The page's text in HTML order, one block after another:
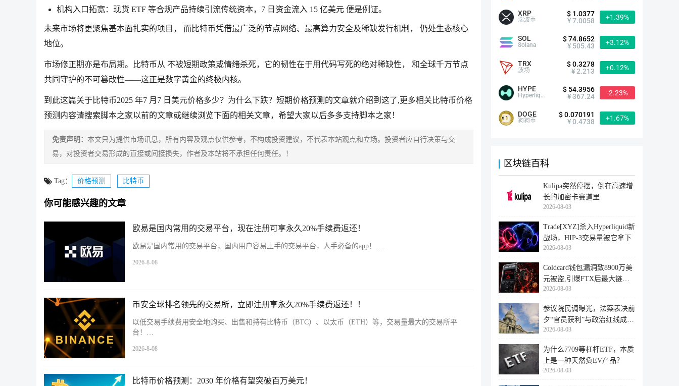
机构入口拓宽：现货 ETF 等合规产品持续引流传统资本，7 日资金流入 15 亿美元 便是例证。
未来市场将更聚焦基本面扎实的项目， 而比特币凭借最广泛的节点网络、最高算力安全及稀缺发行机制， 仍处生态核心
地位。
市场修正期亦是布局期。比特币从 不被短期政策或情绪杀死，它的韧性在于用代码写死的绝对稀缺性， 和全球千万节点
共同守护的不可篡改性——这正是数字黄金的终极内核。
到此这篇关于比特币2025 年7 月7 日美元价格多少？为什么下跌？短期价格预测的文章就介绍到这了,更多相关比特币价格
预测内容请搜索脚本之家以前的文章或继续浏览下面的相关文章，希望大家以后多多支持脚本之家！
免责声明： 本文只为提供市场讯息，所有内容及观点仅供参考，不构成投资建议，不代表本站观点和立场。投资者应自行决策与交
易，对投资者交易形成的直接或间接损失，作者及本站将不承担任何责任。！
Tag： 价格预测 比特币
你可能感兴趣的文章
欧易是国内常用的交易平台，现在注册可享永久20%手续费返还！
欧易是国内常用的交易平台，国内用户容易上手的交易平台，人手必备的app！ …
2026-8-08
币安全球排名领先的交易所，立即注册享永久20%手续费返还！！
以低交易手续费用安全地购买、出售和持有比特币（BTC）、以太币（ETH）等，交易量最大的交易所平
台！…
2026-8-08
比特币价格预测：2030 年价格有望突破百万美元！
XRP
瑞波币
$ 1.0377
¥ 7.0058
+1.39%
SOL
Solana
$ 74.8652
¥ 505.43
+3.12%
TRX
波场
$ 0.3278
¥ 2.213
+0.12%
HYPE
Hyperliquid
$ 54.3956
¥ 367.24
-2.23%
DOGE
狗狗币
$ 0.070191
¥ 0.4738
+1.67%
区块链百科
Kulipa突然停摆，倒在高速增
长的加密卡赛道里
2026-08-03
Trade[XYZ]杀入Hyperliquid新
战场，HIP-3交易量被它拿下
2026-08-03
Coldcard钱包漏洞致8900万美
元被盗,引爆FTX后最大链上
迁移潮
2026-08-03
参议院民调曝光，法案表决前
夕“官员获利”与政治红线成最
大
2026-08-03
为什么7709等杠杆ETF，本质
上是一种天然负EV产品？
2026-08-03